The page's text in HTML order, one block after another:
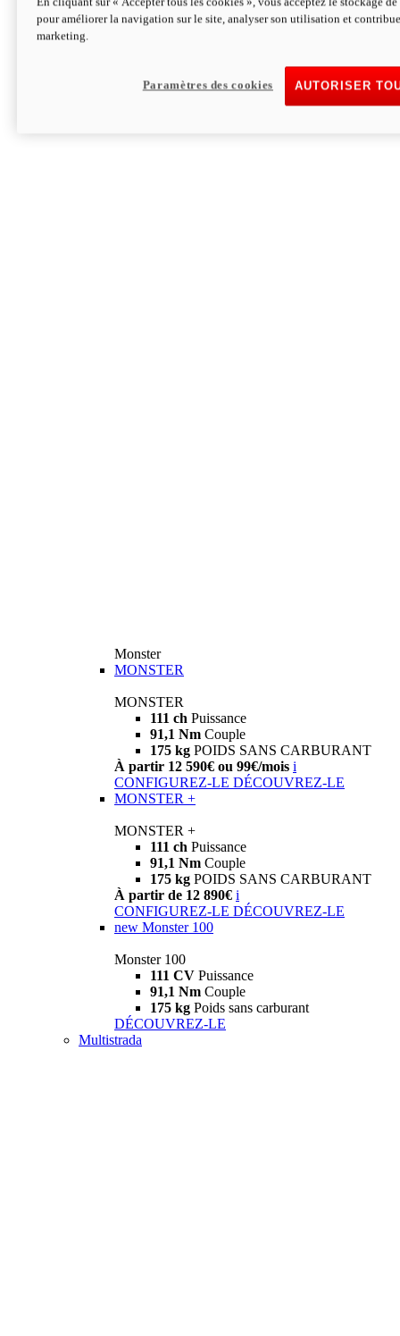
Hypermotard V2 SP 100
Découvrez-le
Monster
MONSTER
MONSTER
111 ch Puissance
91,1 Nm Couple
175 kg POIDS SANS CARBURANT
À partir 12 590€ ou 99€/mois i
CONFIGUREZ-LE DÉCOUVREZ-LE
MONSTER +
MONSTER +
111 ch Puissance
91,1 Nm Couple
175 kg POIDS SANS CARBURANT
À partir de 12 890€ i
CONFIGUREZ-LE DÉCOUVREZ-LE
new Monster 100
Monster 100
111 CV Puissance
91,1 Nm Couple
175 kg Poids sans carburant
DÉCOUVREZ-LE
Multistrada
pour améliorer la navigation sur le site, analyser son utilisation et
marketing.
AUTORISER
Paramètres des cookies